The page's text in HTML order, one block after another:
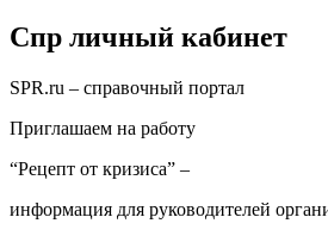
Спр личный кабинет
SPR.ru – cправочный портал
Приглашаем на работу
“Рецепт от кризиса” –
информация для руководителей